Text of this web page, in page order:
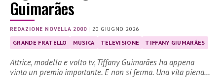
Guimarães
REDAZIONE NOVELLA 2000|20 GIUGNO 2026
GRANDE FRATELLO MUSICA TELEVISIONE TIFFANY GIUMARÃES
Attrice, modella e volto tv, Tiffany Guimarães ha appena
vinto un premio importante. E non si ferma. Una vita piena…